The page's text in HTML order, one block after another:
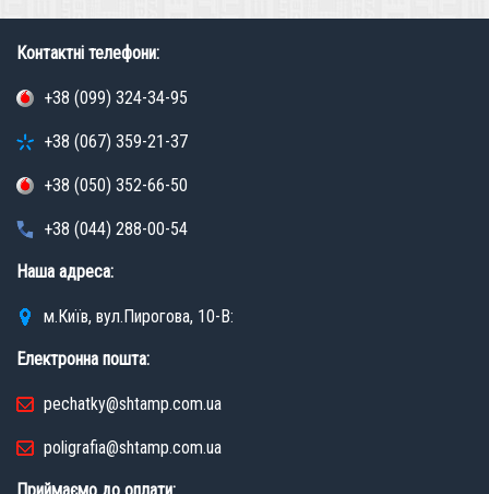
Контактні телефони:
+38 (099) 324-34-95
+38 (067) 359-21-37
+38 (050) 352-66-50
+38 (044) 288-00-54
Наша адреса:
м.Київ, вул.Пирогова, 10-В:
Електронна пошта:
pechatky@shtamp.com.ua
poligrafia@shtamp.com.ua